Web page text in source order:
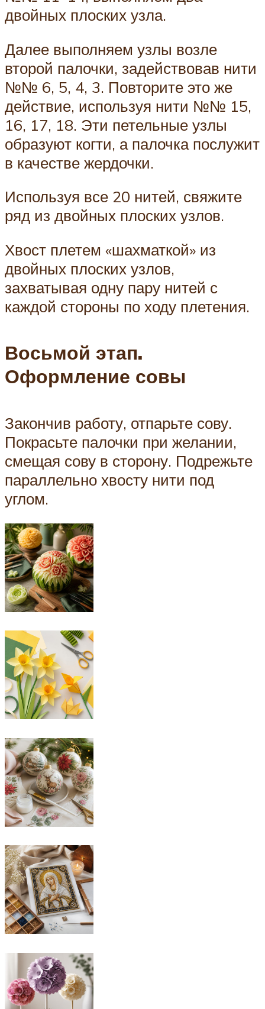
двойных плоских узла.
Далее выполняем узлы возле
второй палочки, задействовав нити
№№ 6, 5, 4, 3. Повторите это же
действие, используя нити №№ 15,
16, 17, 18. Эти петельные узлы
образуют когти, а палочка послужит
в качестве жердочки.
Используя все 20 нитей, свяжите
ряд из двойных плоских узлов.
Хвост плетем «шахматкой» из
двойных плоских узлов,
захватывая одну пару нитей с
каждой стороны по ходу плетения.
Восьмой этап.
Оформление совы
Закончив работу, отпарьте сову.
Покрасьте палочки при желании,
смещая сову в сторону. Подрежьте
параллельно хвосту нити под
углом.